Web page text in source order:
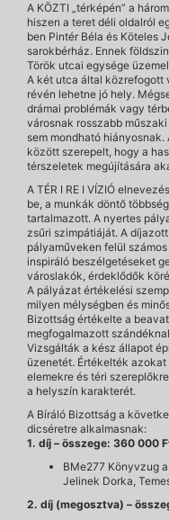
A KÖZTI „térképén” a
hiszen a teret déli oldalról
ben Pintér Béla és Köteles
sarokbérház. Ennek
Török utcai egysége
A két utca által közrefogott
révén lehetne jó hely.
drámai problémák vagy
városnak rosszabb
sem mondható hiányosnak.
között szerepelt, hogy a
térszeletek megújítására
A TÉR I RE I VÍZIÓ
be, a munkák döntő
tartalmazott. A nyertes
zsűri szimpátiáját. A
pályaműveken felül
inspiráló beszélgetéseket
városlakók, érdeklődők
A pályázat értékelési
milyen mélységben és
Bizottság értékelte a
megfogalmazott
Vizsgálták a kész állapot
üzenetét. Értékelték
elemekre és téri
a helyszín karakterét.
A Bíráló Bizottság a
dicséretre alkalmasnak:
1. díj – összege: 360 000
BMe277 Könyvzug
Jelinek Dorka,
2. díj (megosztva) –